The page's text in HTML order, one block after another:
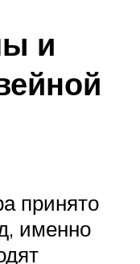
и
принято
именно